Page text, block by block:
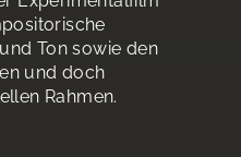
Ton sowie den
und doch
Rahmen.